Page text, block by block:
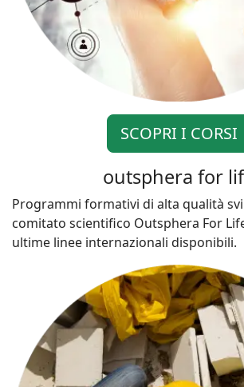
SCOPRI I CORSI
outsphera for
Programmi formativi di alta qualità
comitato scientifico Outsphera For
ultime linee internazionali disponibili.